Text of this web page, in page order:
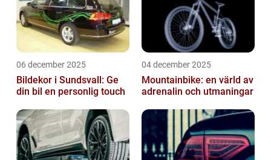
06 december 2025
Bildekor i Sundsvall: Ge
din bil en personlig touch
04 december 2025
Mountainbike: en värld av
adrenalin och utmaningar